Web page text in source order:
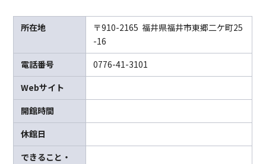
所在地
〒910-2165 福井県福井市東郷二ケ町25
-16
電話番号
0776-41-3101
Webサイト
開館時間
休館日
できること・